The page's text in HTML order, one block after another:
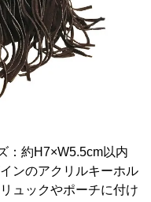
約H7×W5.5cm以内
ンのアクリルキーホル
ュックやポーチに付け